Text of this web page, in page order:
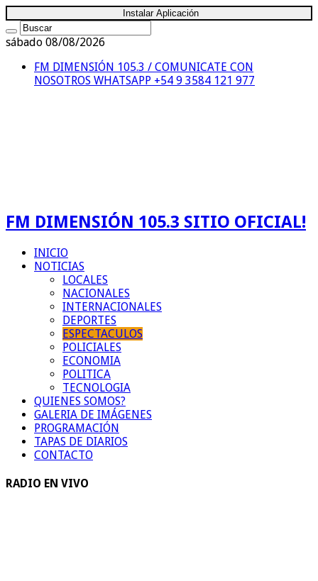
Instalar Aplicación
sábado 08/08/2026
FM DIMENSIÓN 105.3 / COMUNICATE CON
NOSOTROS WHATSAPP +54 9 3584 121 977
FM DIMENSIÓN 105.3 SITIO OFICIAL!
INICIO
NOTICIAS
LOCALES
NACIONALES
INTERNACIONALES
DEPORTES
ESPECTACULOS
POLICIALES
ECONOMIA
POLITICA
TECNOLOGIA
QUIENES SOMOS?
GALERIA DE IMÁGENES
PROGRAMACIÓN
TAPAS DE DIARIOS
CONTACTO
RADIO EN VIVO